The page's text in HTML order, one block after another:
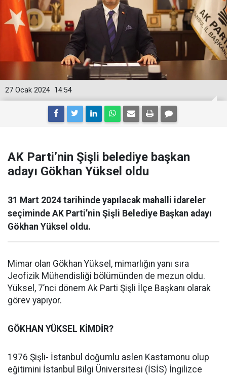
14:54
27 Ocak 2024
AK Parti’nin Şişli belediye başkan
adayı Gökhan Yüksel oldu
31 Mart 2024 tarihinde yapılacak mahalli idareler
seçiminde AK Parti’nin Şişli Belediye Başkan adayı
Gökhan Yüksel oldu.
Mimar olan Gökhan Yüksel, mimarlığın yanı sıra
Jeofizik Mühendisliği bölümünden de mezun oldu.
Yüksel, 7’nci dönem Ak Parti Şişli İlçe Başkanı olarak
görev yapıyor.
GÖKHAN YÜKSEL KİMDİR?
1976 Şişli- İstanbul doğumlu aslen Kastamonu olup
eğitimini İstanbul Bilgi Üniversitesi (İSİS) İngilizce